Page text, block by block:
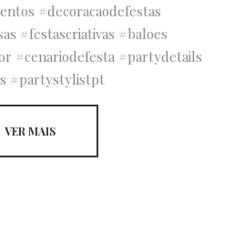
#decoracaodefestas
#festascriativas #baloes
#cenariodefesta #partydetails
#partystylistpt
VER MAIS